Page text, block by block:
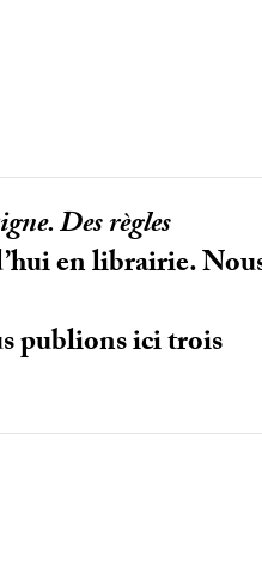
Des règles
en librairie.
publions ici trois